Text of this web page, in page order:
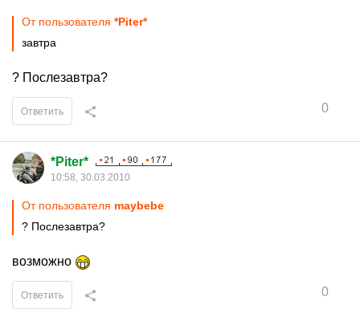
От пользователя *Piter*
завтра
? Послезавтра?
0
Ответить
*Piter*
10:58, 30.03.2010
От пользователя maybebe
? Послезавтра?
возможно
0
Ответить